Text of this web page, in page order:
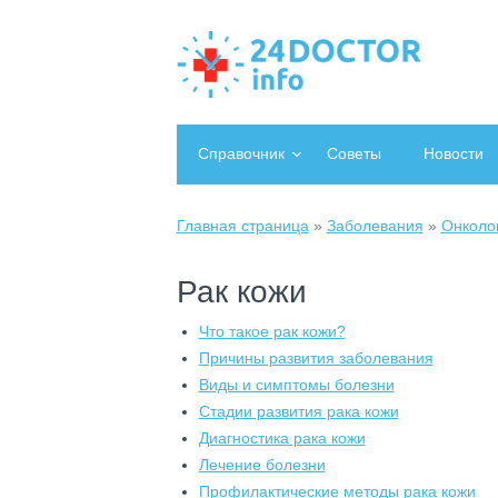
Справочник Советы Новости
Главная страница » Заболевания »
Рак кожи
Что такое рак кожи?
Причины развития заболевания
Виды и симптомы болезни
Стадии развития рака кожи
Диагностика рака кожи
Лечение болезни
Профилактические методы рака кожи